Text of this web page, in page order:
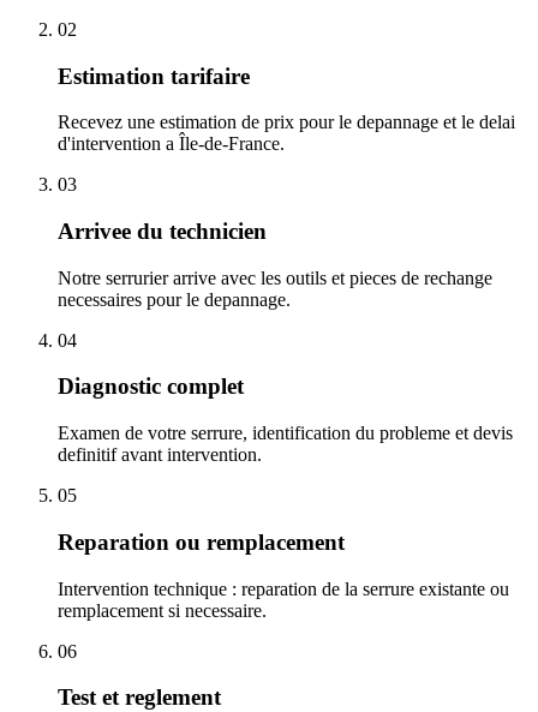
02
Estimation tarifaire
Recevez une estimation de prix pour le depannage et le delai
d'intervention a Île-de-France.
03
Arrivee du technicien
Notre serrurier arrive avec les outils et pieces de rechange
necessaires pour le depannage.
04
Diagnostic complet
Examen de votre serrure, identification du probleme et devis
definitif avant intervention.
05
Reparation ou remplacement
Intervention technique : reparation de la serrure existante ou
remplacement si necessaire.
06
Test et reglement